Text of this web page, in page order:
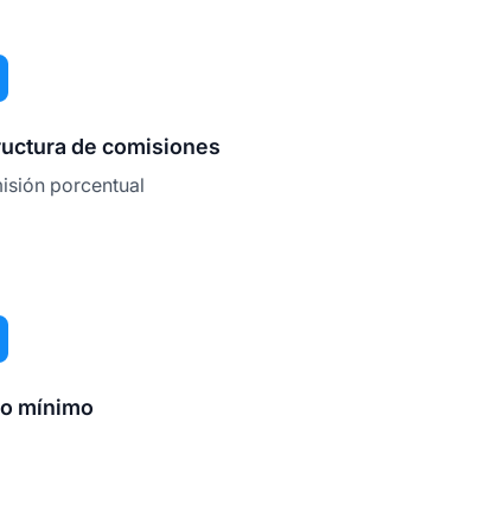
de comisiones
porcentual
mínimo